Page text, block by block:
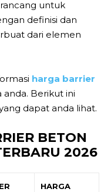
untuk
definisi dan
dari elemen
harga barrier
anda. Berikut ini
dapat anda lihat.
BETON
2026
HARGA